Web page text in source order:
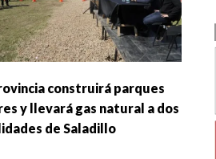
construirá parques
y llevará gas natural a dos
de Saladillo